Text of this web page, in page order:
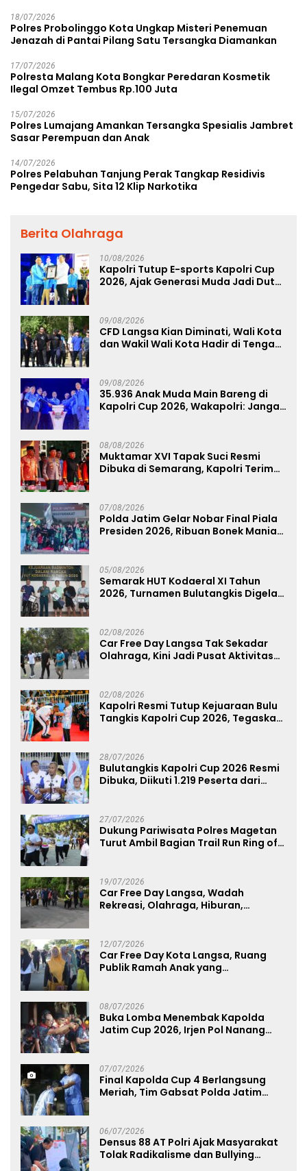
18/07/2026
Polres Probolinggo Kota Ungkap Misteri Penemuan
Jenazah di Pantai Pilang Satu Tersangka Diamankan
17/07/2026
Polresta Malang Kota Bongkar Peredaran Kosmetik
Ilegal Omzet Tembus Rp.100 Juta
15/07/2026
Polres Lumajang Amankan Tersangka Spesialis Jambret
Sasar Perempuan dan Anak
14/07/2026
Polres Pelabuhan Tanjung Perak Tangkap Residivis
Pengedar Sabu, Sita 12 Klip Narkotika
Berita Olahraga
10/08/2026
Kapolri Tutup E-sports Kapolri Cup
2026, Ajak Generasi Muda Jadi Duta
09/08/2026
CFD Langsa Kian Diminati, Wali Kota
dan Wakil Wali Kota Hadir di Tengah
09/08/2026
35.936 Anak Muda Main Bareng di
Kapolri Cup 2026, Wakapolri: Jangan
08/08/2026
Muktamar XVI Tapak Suci Resmi
Dibuka di Semarang, Kapolri Terima
07/08/2026
Polda Jatim Gelar Nobar Final Piala
Presiden 2026, Ribuan Bonek Mania
05/08/2026
Semarak HUT Kodaeral XI Tahun
2026, Turnamen Bulutangkis Digelar
02/08/2026
Car Free Day Langsa Tak Sekadar
Olahraga, Kini Jadi Pusat Aktivitas
02/08/2026
Kapolri Resmi Tutup Kejuaraan Bulu
Tangkis Kapolri Cup 2026, Tegaskan
28/07/2026
Bulutangkis Kapolri Cup 2026 Resmi
Dibuka, Diikuti 1.219 Peserta dari
27/07/2026
Dukung Pariwisata Polres Magetan
Turut Ambil Bagian Trail Run Ring of
19/07/2026
Car Free Day Langsa, Wadah
Rekreasi, Olahraga, Hiburan,
12/07/2026
Car Free Day Kota Langsa, Ruang
Publik Ramah Anak yang
08/07/2026
Buka Lomba Menembak Kapolda
Jatim Cup 2026, Irjen Pol Nanang
07/07/2026
Final Kapolda Cup 4 Berlangsung
Meriah, Tim Gabsat Polda Jatim
06/07/2026
Densus 88 AT Polri Ajak Masyarakat
Tolak Radikalisme dan Bullying